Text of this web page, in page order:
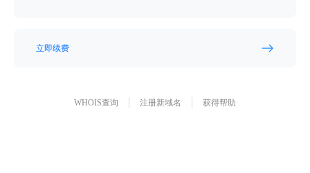
立即续费
WHOIS查询 注册新域名 获得帮助